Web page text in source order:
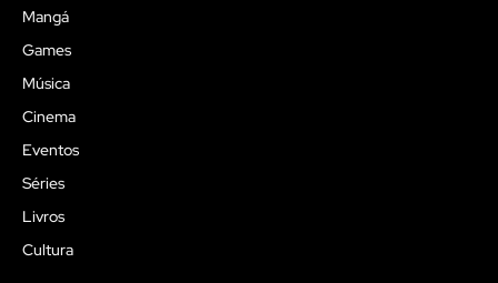
Mangá
Games
Música
Cinema
Eventos
Séries
Livros
Cultura